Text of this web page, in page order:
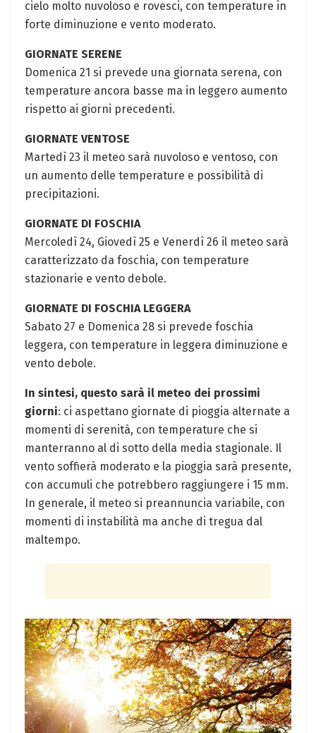
cielo molto nuvoloso e rovesci, con temperature in
forte diminuzione e vento moderato.
GIORNATE SERENE
Domenica 21 si prevede una giornata serena, con
temperature ancora basse ma in leggero aumento
rispetto ai giorni precedenti.
GIORNATE VENTOSE
Martedì 23 il meteo sarà nuvoloso e ventoso, con
un aumento delle temperature e possibilità di
precipitazioni.
GIORNATE DI FOSCHIA
Mercoledì 24, Giovedì 25 e Venerdì 26 il meteo sarà
caratterizzato da foschia, con temperature
stazionarie e vento debole.
GIORNATE DI FOSCHIA LEGGERA
Sabato 27 e Domenica 28 si prevede foschia
leggera, con temperature in leggera diminuzione e
vento debole.
In sintesi, questo sarà il meteo dei prossimi
giorni: ci aspettano giornate di pioggia alternate a
momenti di serenità, con temperature che si
manterranno al di sotto della media stagionale. Il
vento soffierà moderato e la pioggia sarà presente,
con accumuli che potrebbero raggiungere i 15 mm.
In generale, il meteo si preannuncia variabile, con
momenti di instabilità ma anche di tregua dal
maltempo.